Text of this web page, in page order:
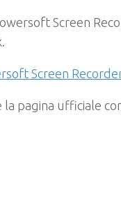
Screen
Screen
la pagina ufficiale